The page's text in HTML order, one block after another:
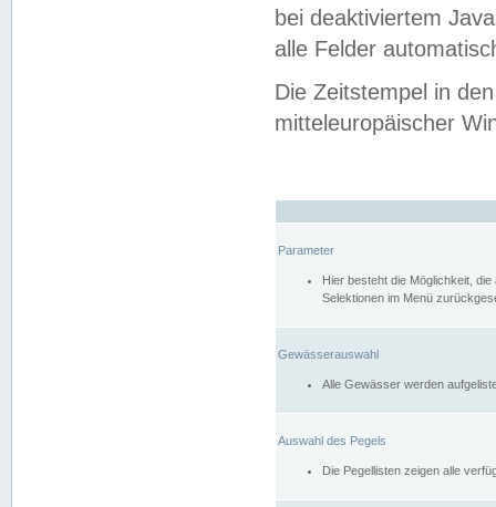
bei deaktiviertem
alle Felder
Die Zeitstempel in
mitteleuropäischer
Parameter
Hier besteht die Möglichkeit,
Selektionen im Menü
Gewässerauswahl
Alle Gewässer werden
Auswahl des Pegels
Die Pegellisten zeigen alle